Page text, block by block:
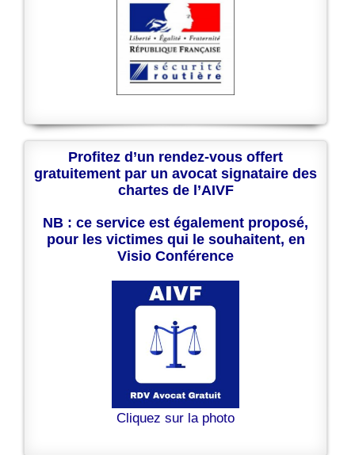
Profitez d’un rendez-vous offert
gratuitement par un avocat signataire des
chartes de l’AIVF
NB : ce service est également proposé,
pour les victimes qui le souhaitent, en
Visio Conférence
Cliquez sur la photo